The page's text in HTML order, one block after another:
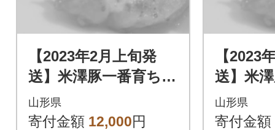
【2023年2月上旬発
送】米澤豚一番育ち
【豚ロース味噌漬10
枚】
山形県
寄付金額 12,000円
【2023
送】米
【豚ロ
枚】
山形県
寄付金額